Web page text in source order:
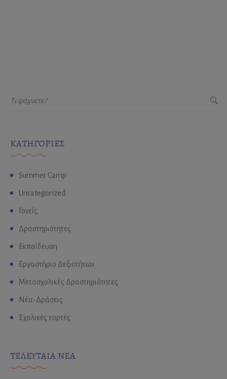
KΑΤΗΓΟΡΊΕΣ
Summer Camp
Uncategorized
Γονείς
Δραστηριότητες
Εκπαίδευση
Εργαστήριο Δεξιοτήτων
Μετασχολικές Δραστηριότητες
Νέα-Δράσεις
Σχολικές εορτές
ΤΕΛΕΥΤΑΙΑ ΝΕΑ